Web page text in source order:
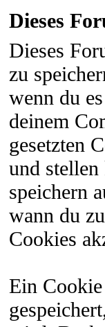
Dieses
Dieses
zu
wenn du
deinem
gesetzten
und
speichern
wann du
Cookies
Ein